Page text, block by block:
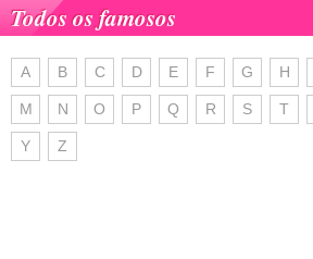
Todos os famosos
A B C D E F G H
M N O P Q R S T
Y Z